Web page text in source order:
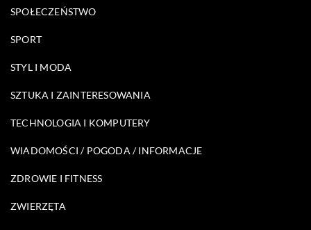
SPOŁECZEŃSTWO
SPORT
STYL I MODA
SZTUKA I ZAINTERESOWANIA
TECHNOLOGIA I KOMPUTERY
WIADOMOŚCI / POGODA / INFORMACJE
ZDROWIE I FITNESS
ZWIERZĘTA